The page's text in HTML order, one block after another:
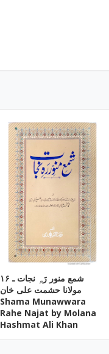
۱۶ شمع منور رَہِ نجات ـ
مولانا حشمت علی خان
Shama Munawwara
Rahe Najat by Molana
Hashmat Ali Khan